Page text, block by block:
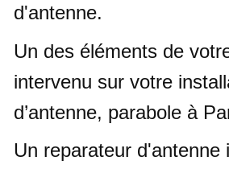
d'antenne.
Un des éléments de
intervenu sur votre
d’antenne, parabole à
Un reparateur